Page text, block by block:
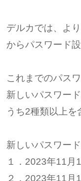
デルカでは、よ
からパスワード
これまでのパス
新しいパスワー
うち2種類以上を
新しいパスワー
１．2023年11月
２．2023年11月